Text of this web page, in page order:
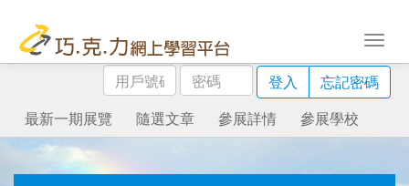
用
戶
號
碼
密
碼
登入
忘記密碼
最新一期展覽
隨選文章 參展詳情 參展學校